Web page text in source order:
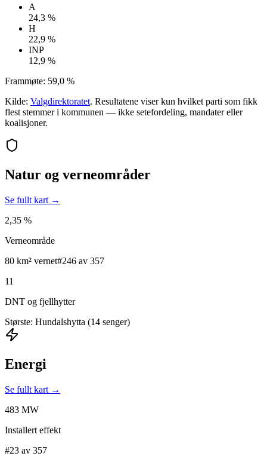
A
24,3 %
H
22,9 %
INP
12,9 %
Frammøte: 59,0 %
Kilde: Valgdirektoratet. Resultatene viser kun hvilket parti som fikk
flest stemmer i kommunen — ikke setefordeling, mandater eller
koalisjoner.
Natur og verneområder
Se fullt kart →
2,35 %
Verneområde
80 km² vernet#246 av 357
11
DNT og fjellhytter
Største: Hundalshytta (14 senger)
Energi
Se fullt kart →
483 MW
Installert effekt
#23 av 357